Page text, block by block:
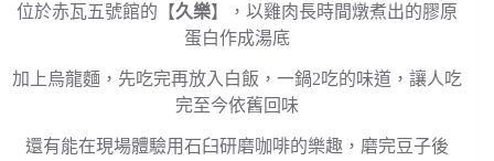
位於赤瓦五號館的【久樂】，以雞肉長時間燉煮出的膠原
蛋白作成湯底
加上烏龍麵，先吃完再放入白飯，一鍋2吃的味道，讓人吃
完至今依舊回味
還有能在現場體驗用石臼研磨咖啡的樂趣，磨完豆子後